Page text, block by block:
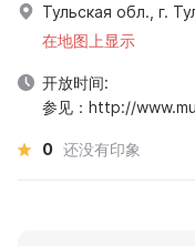
Тульская обл., г.
在地图上显示
开放时间:
参见：http://
0 还没有印象